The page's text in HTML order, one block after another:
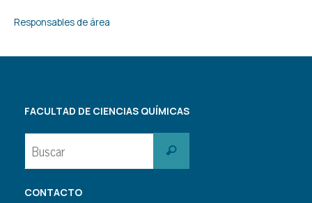
Responsables de área
FACULTAD DE CIENCIAS QUÍMICAS
Buscar
CONTACTO